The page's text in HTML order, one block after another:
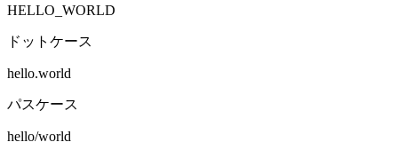
HELLO_WORLD
ドットケース
hello.world
パスケース
hello/world